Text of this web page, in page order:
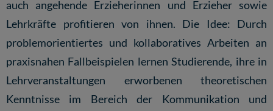
auch angehende Erzieherinnen und Erzieher sowie
Lehrkräfte profitieren von ihnen. Die Idee: Durch
problemorientiertes und kollaboratives Arbeiten an
praxisnahen Fallbeispielen lernen Studierende, ihre in
Lehrveranstaltungen erworbenen theoretischen
Kenntnisse im Bereich der Kommunikation und